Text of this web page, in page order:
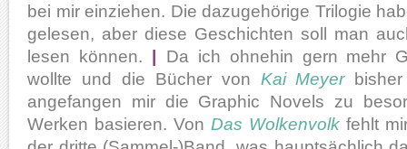
bei mir einziehen. Die dazugehörige Trilogie
gelesen, aber diese Geschichten soll man
lesen können. | Da ich ohnehin gern mehr
wollte und die Bücher von Kai Meyerbisher
angefangen mir die Graphic Novels zu
Werken basieren. Von Das Wolkenvolk fehlt